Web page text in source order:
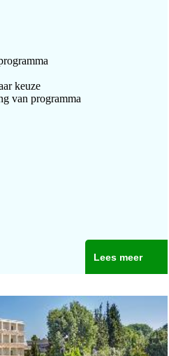
keuze
van programma
Lees meer